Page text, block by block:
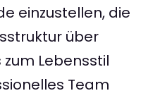
einzustellen, die
über
Lebensstil
Team